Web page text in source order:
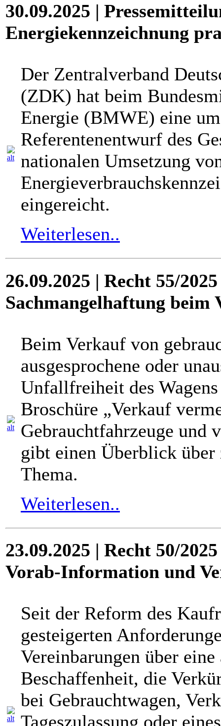
30.09.2025 |
Energiekennzeichnung
Der Zentralverband
(ZDK) hat beim
Energie (BMWE) eine
Referentenentwurf des
nationalen Umsetzung
eingereicht.
Weiterlesen..
26.09.2025 | Recht 55/
Sachmangelhaftung
Beim Verkauf von
ausgesprochene oder
Unfallfreiheit des
Broschüre „Verkauf
Gebrauchtfahrzeuge und
gibt einen Überblick
Thema.
Weiterlesen..
23.09.2025 | Recht 50/
Vorab-Information und
Seit der Reform des
gesteigerten
Vereinbarungen über
Beschaffenheit, die
bei Gebrauchtwagen,
Tageszulassung oder